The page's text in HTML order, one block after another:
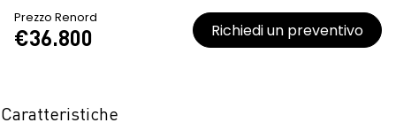
Prezzo Renord
€36.800 Richiedi un preventivo
Caratteristiche